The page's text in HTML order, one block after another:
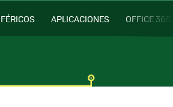
APLICACIONES OFFICE 365